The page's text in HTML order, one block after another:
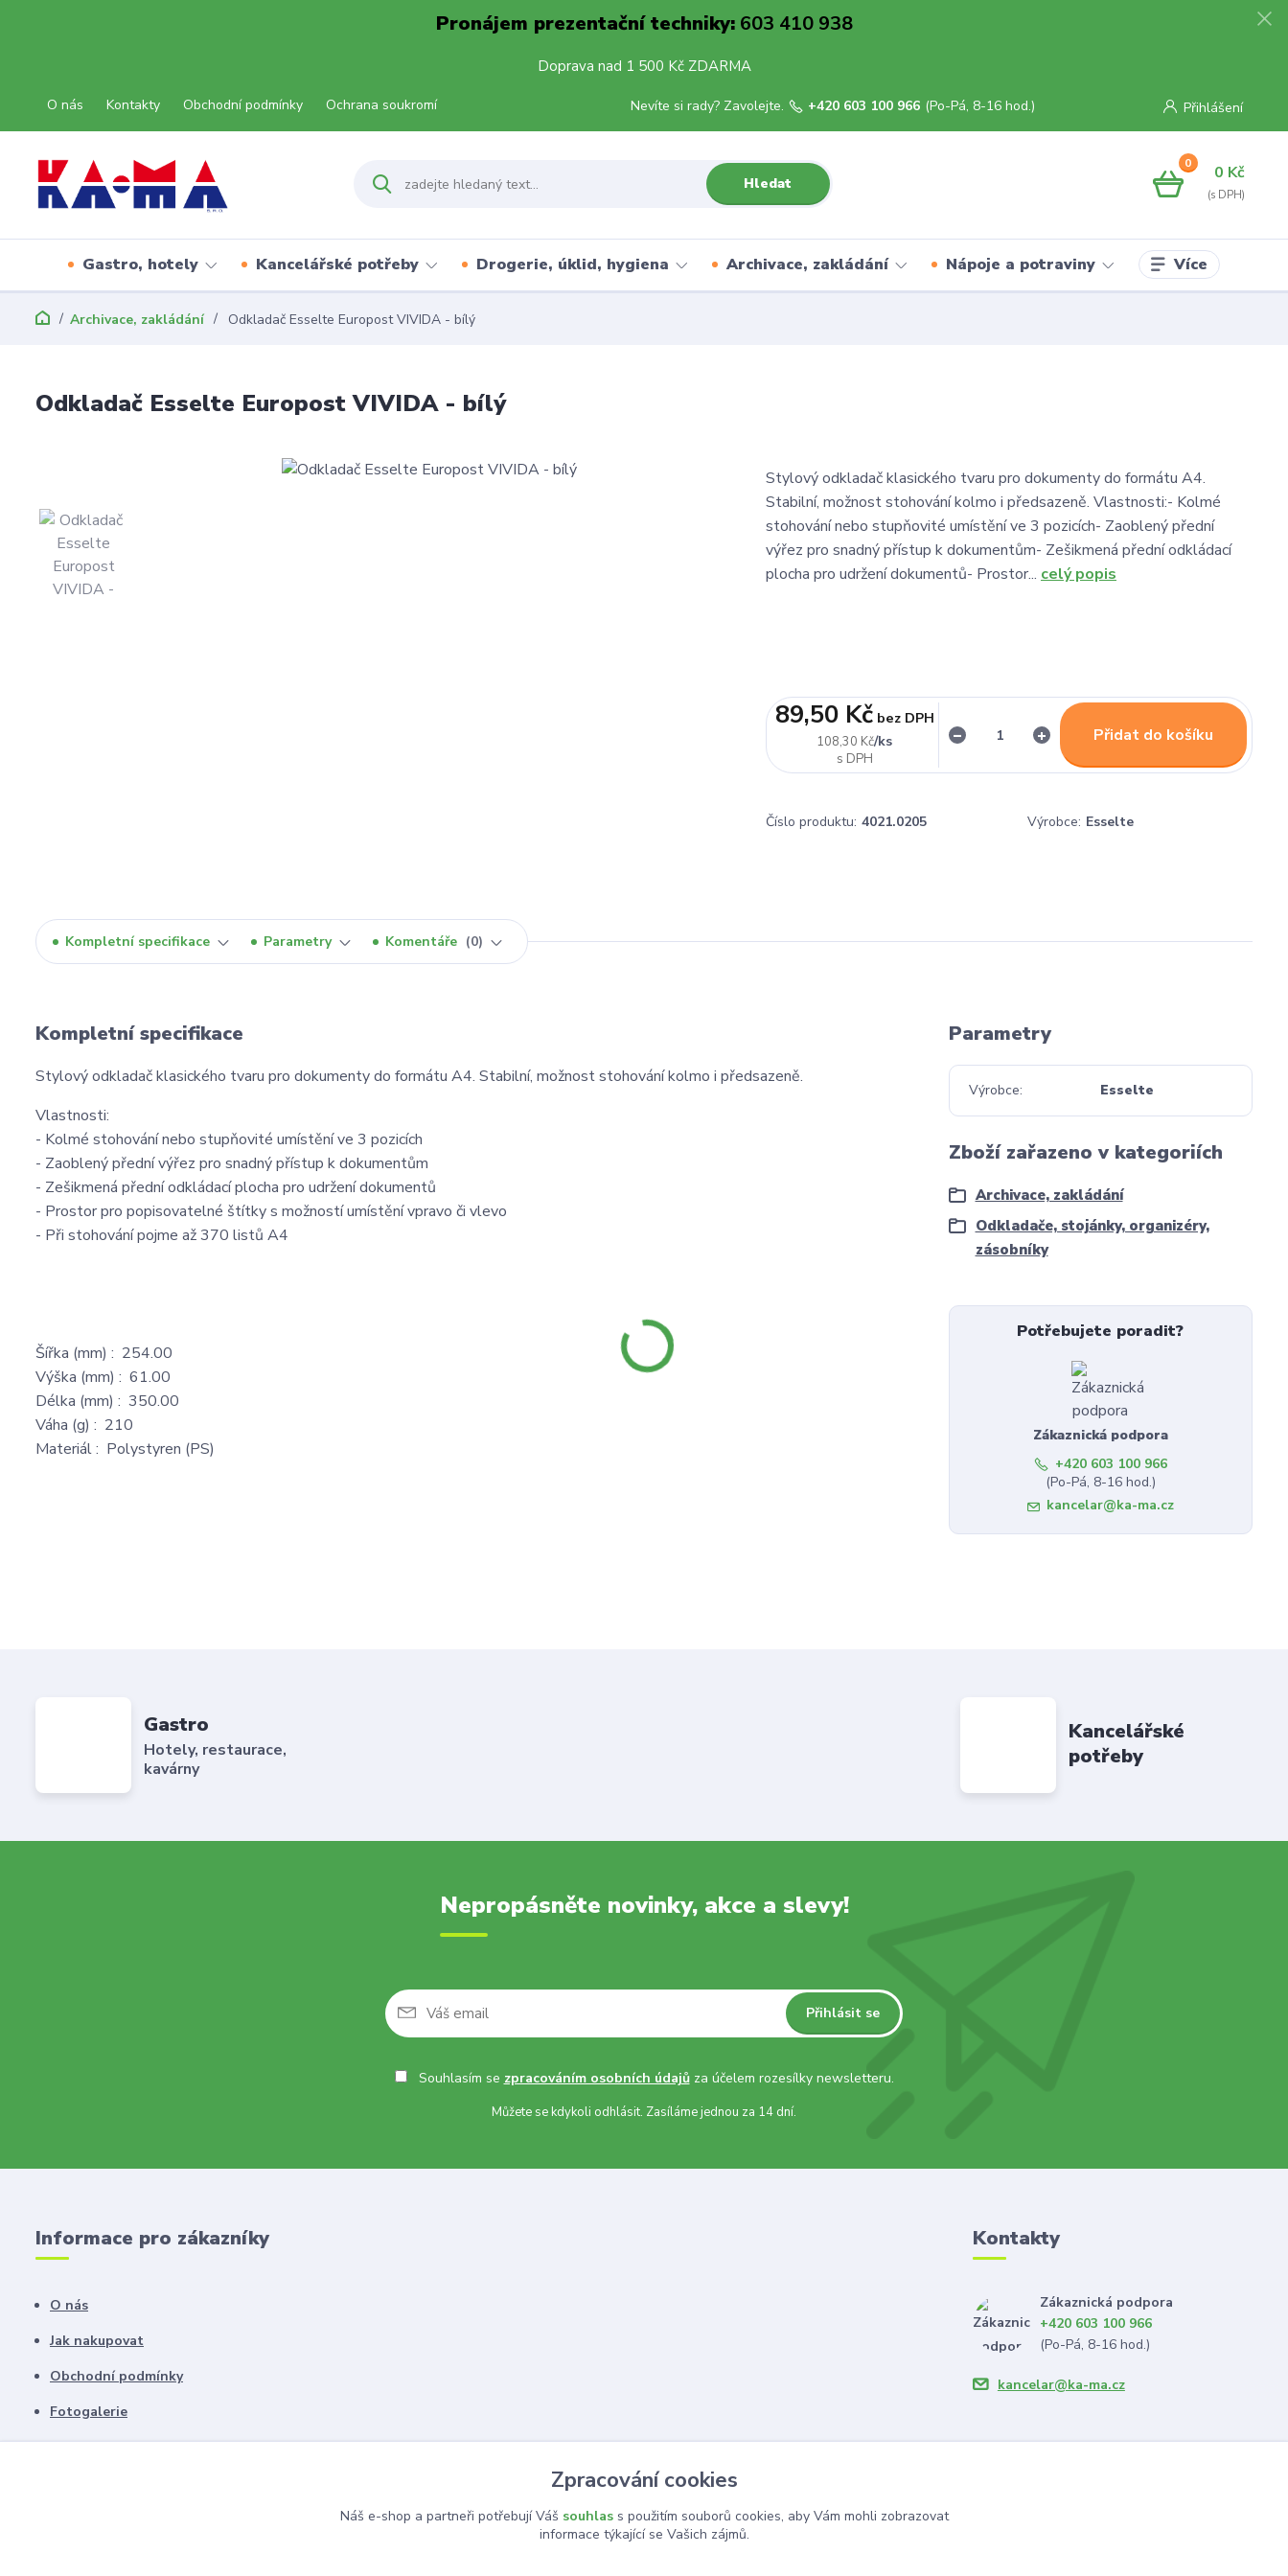
Pronájem prezentační techniky:603 410 938
Doprava nad 1 500 Kč ZDARMA
O nás Kontakty Obchodní podmínky Ochrana soukromí Přihlášení
Hledat
Nevíte si rady? Zavolejte. +420 603 100 966 (Po-Pá, 8-16 hod.)
0 0 Kč
Gastro, hotely Kancelářské potřeby Drogerie, úklid, hygiena Archivace, zakládání Nápoje a potraviny Více
Archivace, zakládání Odkladač Esselte Europost VIVIDA - bílý
Odkladač Esselte Europost VIVIDA - bílý
Stylový odkladač klasického tvaru pro dokumenty do formátu A4.
Stabilní, možnost stohování kolmo i předsazeně. Vlastnosti:- Kolmé
stohování nebo stupňovité umístění ve 3 pozicích- Zaoblený přední
výřez pro snadný přístup k dokumentům- Zešikmená přední odkládací
plocha pro udržení dokumentů- Prostor... celý popis
108,30 Kč/ks
89,50 Kč bez DPH
Přidat do košíku
Číslo produktu: 4021.0205 Výrobce: Esselte
Kompletní specifikace Parametry Komentáře 0
Kompletní specifikace
Stylový odkladač klasického tvaru pro dokumenty do formátu A4. Stabilní, možnost stohování kolmo i předsazeně.
Vlastnosti:
- Kolmé stohování nebo stupňovité umístění ve 3 pozicích
- Zaoblený přední výřez pro snadný přístup k dokumentům
- Zešikmená přední odkládací plocha pro udržení dokumentů
- Prostor pro popisovatelné štítky s možností umístění vpravo či vlevo
- Při stohování pojme až 370 listů A4
Šířka (mm) : 254.00
Výška (mm) : 61.00
Délka (mm) : 350.00
Váha (g) : 210
Materiál : Polystyren (PS)
Parametry
Výrobce Esselte
Zboží zařazeno v kategoriích
Archivace, zakládání
Odkladače, stojánky, organizéry,
zásobníky
Potřebujete poradit?
Zákaznická podpora
+420 603 100 966
(Po-Pá, 8-16 hod.)
kancelar@ka-ma.cz
Gastro
Hotely, restaurace,
kavárny
Kancelářské
potřeby
Nepropásněte novinky, akce a slevy!
Přihlásit se
Souhlasím se zpracováním osobních údajůza účelem rozesílky newsletteru.
Můžete se kdykoli odhlásit. Zasíláme jednou za 14 dní.
Informace pro zákazníky
O nás
Jak nakupovat
Obchodní podmínky
Fotogalerie
Kontakty
Kontakty
Zákaznická podpora
+420 603 100 966
(Po-Pá, 8-16 hod.)
kancelar@ka-ma.cz
Zpracování cookies
Náš e-shop a partneři potřebují Váš souhlass použitím souborů cookies, aby Vám mohli zobrazovat
informace týkající se Vašich zájmů.